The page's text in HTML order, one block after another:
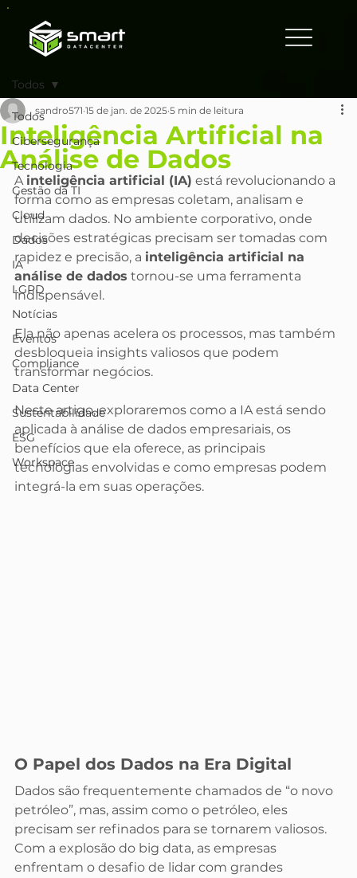
Todos
Cibersegurança
Tecnologia
Gestão da TI
Cloud
Dados
IA
LGPD
Notícias
Eventos
Compliance
Data Center
Sustentabilidade
ESG
Workspace
Todos
Inteligência Artificial na
Análise de Dados
sandro571 15 de jan. de 2025 5 min de leitura
A inteligência artificial (IA) está revolucionando a
forma como as empresas coletam, analisam e
utilizam dados. No ambiente corporativo, onde
decisões estratégicas precisam ser tomadas com
rapidez e precisão, a inteligência artificial na
análise de dados tornou-se uma ferramenta
indispensável.
Ela não apenas acelera os processos, mas também
desbloqueia insights valiosos que podem
transformar negócios.
Neste artigo, exploraremos como a IA está sendo
aplicada à análise de dados empresariais, os
benefícios que ela oferece, as principais
tecnologias envolvidas e como empresas podem
integrá-la em suas operações.
O Papel dos Dados na Era Digital
Dados são frequentemente chamados de “o novo
petróleo”, mas, assim como o petróleo, eles
precisam ser refinados para se tornarem valiosos.
Com a explosão do big data, as empresas
enfrentam o desafio de lidar com grandes